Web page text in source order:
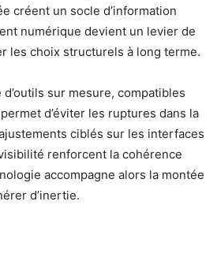
créent un socle d’information
numérique devient un levier de
les choix structurels à long terme.
d’outils sur mesure, compatibles
d’éviter les ruptures dans la
ciblés sur les interfaces
renforcent la cohérence
accompagne alors la montée
d’inertie.